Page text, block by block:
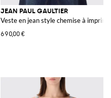
JEAN PAUL GAULTIER
Veste en jean style chemise à
690,00 €